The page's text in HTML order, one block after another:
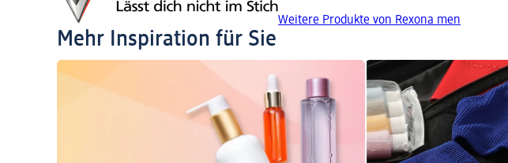
Weitere Produkte von Rexona men
Mehr Inspiration für Sie